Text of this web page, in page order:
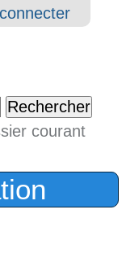
Outils
courant